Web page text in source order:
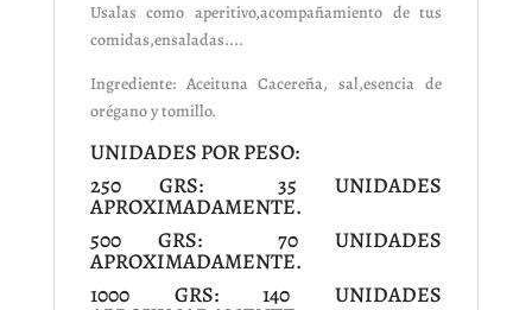
Usalas como aperitivo,acompañamiento de tus
comidas,ensaladas....
Ingrediente: Aceituna Cacereña, sal,esencia de
orégano y tomillo.
UNIDADES POR PESO:
250 GRS: 35 UNIDADES
APROXIMADAMENTE.
500 GRS: 70 UNIDADES
APROXIMADAMENTE.
1000 GRS: 140 UNIDADES